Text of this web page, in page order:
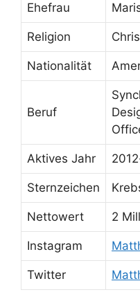
Ehefrau
Religion
Nationalität
Beruf
Aktives Jahr
Sternzeichen
Nettowert 2
Instagram
Twitter